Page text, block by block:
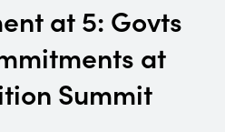
at 5: Govts
at
Summit